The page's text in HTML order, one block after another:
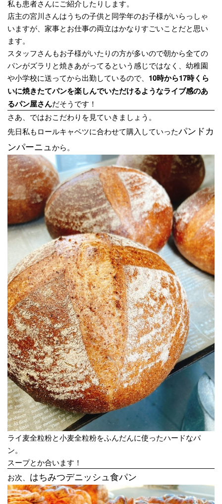
私も患者さんにご紹介したりします。
店主の宮川さんはうちの子供と同学年のお子様がいらっしゃ
いますが、家事とお仕事の両立はかなりすごいことだと思い
ます。
スタッフさんもお子様がいたりの方が多いので朝から全ての
パンがズラリと焼きあがってるという感じではなく、幼稚園
や小学校に送ってから出勤しているので、 10時から17時くら
いに焼きたてパンを楽しんでいただけるようなライブ感のあ
るパン屋さんだそうです！
さあ、ではおこだわりを見ていきましょう。
先日私もロールキャベツに合わせて購入していったパンドカ
ンパーニュから。
ライ麦全粒粉と小麦全粒粉をふんだんに使ったハードなパ
ン。
スープとか合います！
お次、 はちみつデニッシュ食パン